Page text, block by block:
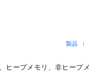
製品
ヒープメモリ、非ヒープメ